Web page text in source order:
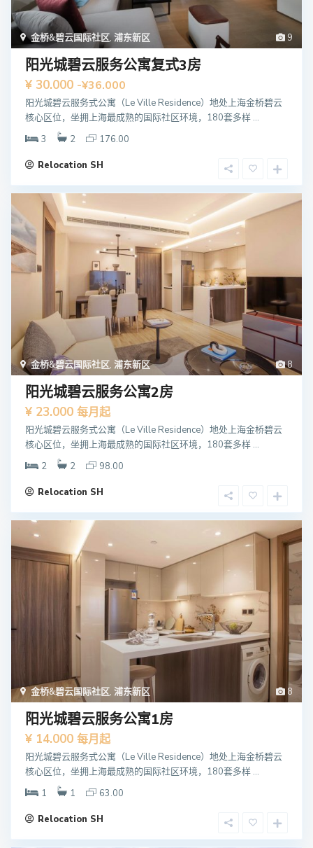
9
金桥&碧云国际社区,浦东新区
阳光城碧云服务公寓复式3房
¥ 30.000 -¥36.000
阳光城碧云服务式公寓（Le Ville Residence）地处上海金桥碧云
核心区位，坐拥上海最成熟的国际社区环境，180套多样 ...
3
2 176.00
Relocation SH
8
金桥&碧云国际社区, 浦东新区
阳光城碧云服务公寓2房
¥ 23.000 每月起
阳光城碧云服务式公寓（Le Ville Residence）地处上海金桥碧云
核心区位，坐拥上海最成熟的国际社区环境，180套多样 ...
2
2 98.00
Relocation SH
8
金桥&碧云国际社区, 浦东新区
阳光城碧云服务公寓1房
¥ 14.000 每月起
阳光城碧云服务式公寓（Le Ville Residence）地处上海金桥碧云
核心区位，坐拥上海最成熟的国际社区环境，180套多样 ...
1
1 63.00
Relocation SH